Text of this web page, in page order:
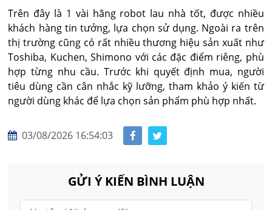
Trên đây là 1 vài hãng robot lau nhà tốt, được nhiều
khách hàng tin tưởng, lựa chọn sử dụng. Ngoài ra trên
thị trường cũng có rất nhiều thương hiệu sản xuất như
Toshiba, Kuchen, Shimono với các đặc điểm riêng, phù
hợp từng nhu cầu. Trước khi quyết định mua, người
tiêu dùng cần cân nhắc kỹ lưỡng, tham khảo ý kiến từ
người dùng khác để lựa chọn sản phẩm phù hợp nhất.
03/08/2026 16:54:03
GỬI Ý KIẾN BÌNH LUẬN